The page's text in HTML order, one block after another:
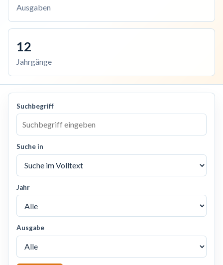
Ausgaben
12
Jahrgänge
Suchbegriff
Suche in
Jahr
Ausgabe